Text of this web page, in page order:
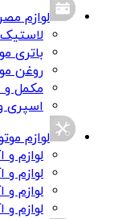
لوازم
باتری
روغن
مکمل و
اسپری
لوازم
لوازم
لوازم
لوازم
لوازم و